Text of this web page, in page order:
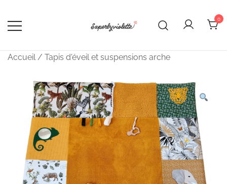
content
Made in France
0
Accueil/ Tapis d'éveil et suspensions arche